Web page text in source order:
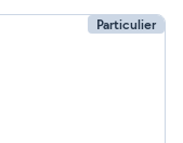
Particulier